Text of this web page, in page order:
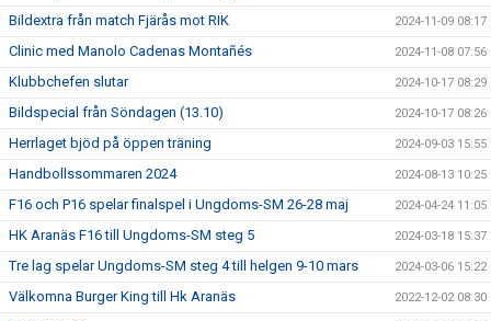
Bildextra från match Fjärås mot RIK 2024-11-09 08:17
Clinic med Manolo Cadenas Montañés 2024-11-08 07:56
Klubbchefen slutar 2024-10-17 08:29
Bildspecial från Söndagen (13.10) 2024-10-17 08:26
Herrlaget bjöd på öppen träning 2024-09-03 15:55
Handbollssommaren 2024 2024-08-13 10:25
F16 och P16 spelar finalspel i Ungdoms-SM 26-28 maj 2024-04-24 11:05
HK Aranäs F16 till Ungdoms-SM steg 5 2024-03-18 15:37
Tre lag spelar Ungdoms-SM steg 4 till helgen 9-10 mars 2024-03-06 15:22
Välkomna Burger King till Hk Aranäs 2022-12-02 08:30